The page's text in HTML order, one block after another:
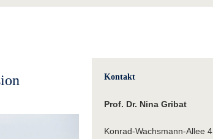
Innovative Transferprojekte
Kontakt
Prof. Dr. Nina Gribat
Konrad-Wachsmann-Allee 4